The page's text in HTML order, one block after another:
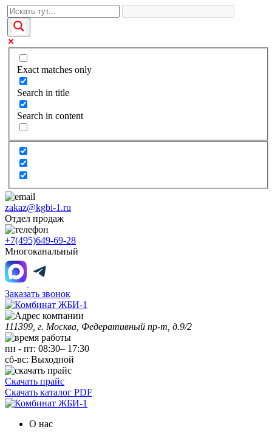
Exact matches only
Search in title
Search in content
zakaz@kgbi-1.ru
Отдел продаж
+7(495)649-69-28
Многоканальный
Заказать звонок
111399, г. Москва, Федеративный пр-т, д.9/2
пн - пт: 08:30– 17:30
сб-вс: Выходной
Скачать прайс
Скачать каталог PDF
О нас